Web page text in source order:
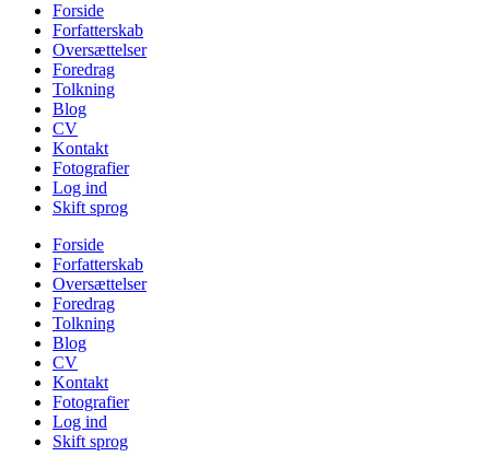
Forside
Forfatterskab
Oversættelser
Foredrag
Tolkning
Blog
CV
Kontakt
Fotografier
Log ind
Skift sprog
Forside
Forfatterskab
Oversættelser
Foredrag
Tolkning
Blog
CV
Kontakt
Fotografier
Log ind
Skift sprog